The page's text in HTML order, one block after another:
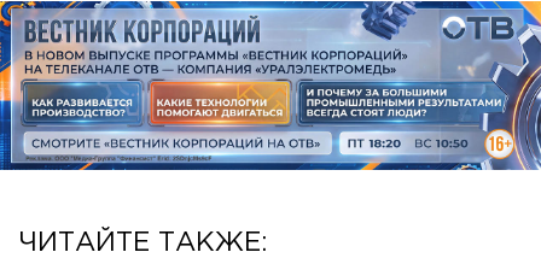
ЧИТАЙТЕ ТАКЖЕ: